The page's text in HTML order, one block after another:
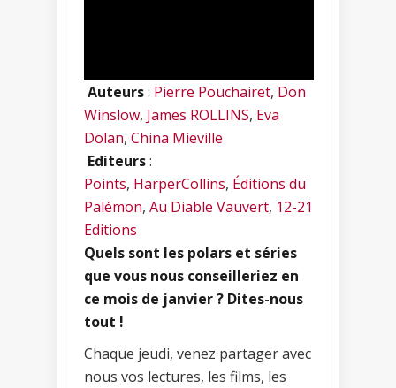
Auteurs: Pierre Pouchairet, Don
Winslow, James ROLLINS, Eva
Dolan, China Mieville
Editeurs:
Points, HarperCollins, Éditions du
Palémon, Au Diable Vauvert, 12-21
Editions
Quels sont les polars et séries
que vous nous conseilleriez en
ce mois de janvier ? Dites-nous
tout !
Chaque jeudi, venez partager avec
nous vos lectures, les films, les